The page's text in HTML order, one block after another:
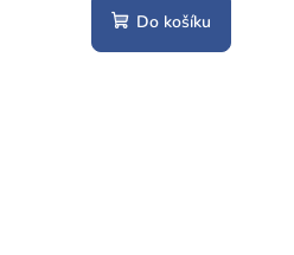
Do košíku